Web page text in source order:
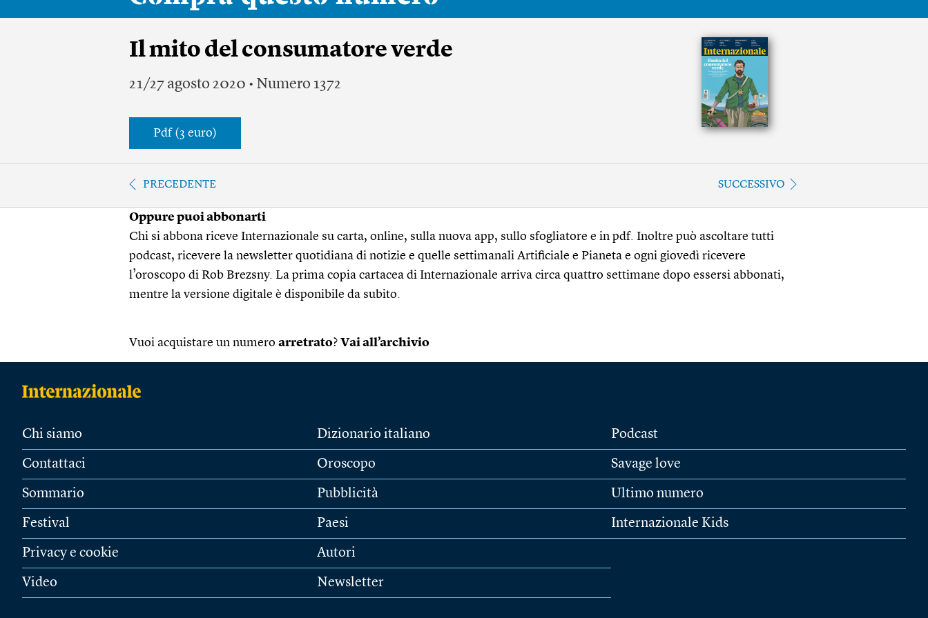
Il mito del consumatore verde
21/27 agosto 2020 • Numero 1372
Pdf (3 euro)
PRECEDENTE SUCCESSIVO
Oppure puoi abbonarti
Chi si abbona riceve Internazionale su carta, online, sulla nuova app, sullo sfogliatore e in pdf. Inoltre può ascoltare tutti
podcast, ricevere la newsletter quotidiana di notizie e quelle settimanali Artificiale e Pianeta e ogni giovedì ricevere
l’oroscopo di Rob Brezsny. La prima copia cartacea di Internazionale arriva circa quattro settimane dopo essersi abbonati,
mentre la versione digitale è disponibile da subito.
Vuoi acquistare un numero arretrato? Vai all’archivio
Chi siamo
Contattaci
Sommario
Festival
Privacy e cookie
Video
Dizionario italiano
Oroscopo
Pubblicità
Paesi
Autori
Newsletter
Podcast
Savage love
Ultimo numero
Internazionale Kids